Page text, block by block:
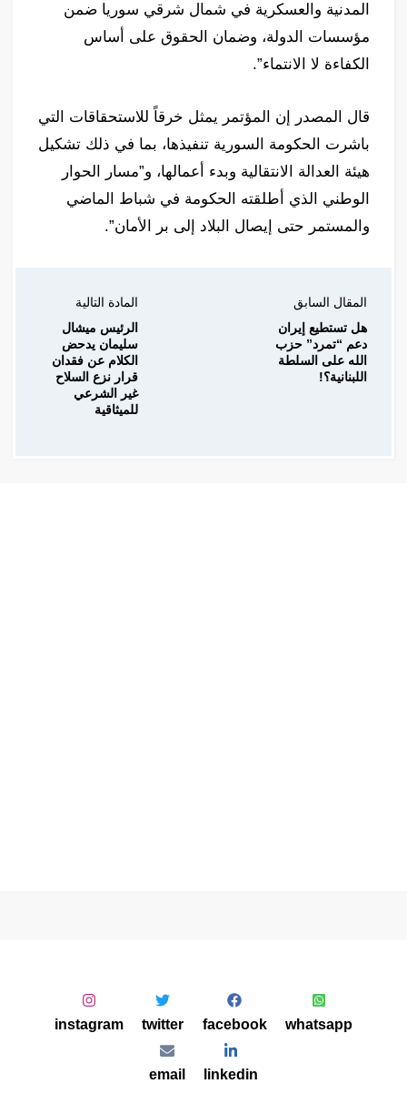
المدنية والعسكرية في شمال شرقي سوريا ضمن
مؤسسات الدولة، وضمان الحقوق على أساس
الكفاءة لا الانتماء”.
قال المصدر إن المؤتمر يمثل خرقاً للاستحقاقات التي
باشرت الحكومة السورية تنفيذها، بما في ذلك تشكيل
هيئة العدالة الانتقالية وبدء أعمالها، و”مسار الحوار
الوطني الذي أطلقته الحكومة في شباط الماضي
والمستمر حتى إيصال البلاد إلى بر الأمان”.
المقال السابق
هل تستطيع إيران
دعم “تمرد” حزب
الله على السلطة
اللبنانية؟!
المادة التالية
الرئيس ميشال
سليمان يدحض
الكلام عن فقدان
قرار نزع السلاح
غير الشرعي
للميثاقية
whatsapp
facebook
twitter
instagram
linkedin
email